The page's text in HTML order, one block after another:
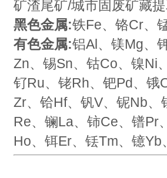
矿渣尾矿/城市固废矿藏
黑色金属:铁Fe、铬Cr、
有色金属:铝Al、镁Mg、
Zn、锡Sn、钴Co、镍Ni
钌Ru、铑Rh、钯Pd、锇
Zr、铪Hf、钒V、铌Nb、
Re、镧La、铈Ce、镨Pr
Ho、铒Er、铥Tm、镱